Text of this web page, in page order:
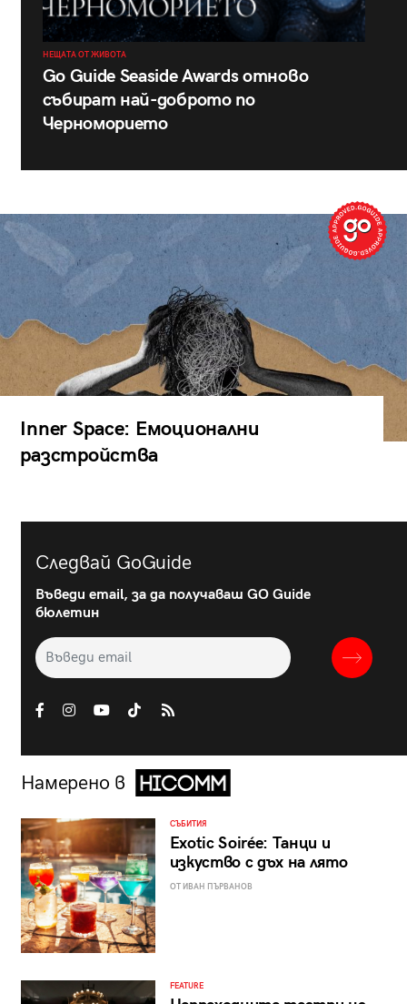
НЕЩАТА ОТ ЖИВОТА
Go Guide Seaside Awards отново
събират най-доброто по
Черноморието
Inner Space: Емоционални
разстройства
Следвай GoGuide
Въведи email, за да получаваш GO Guide
бюлетин
Намерено в
СЪБИТИЯ
Exotic Soirée: Танци и
изкуство с дъх на лято
ОТ ИВАН ПЪРВАНОВ
FEATURE